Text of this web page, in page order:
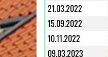
21.03.2022
15.09.2022
10.11.2022
09.03.2023